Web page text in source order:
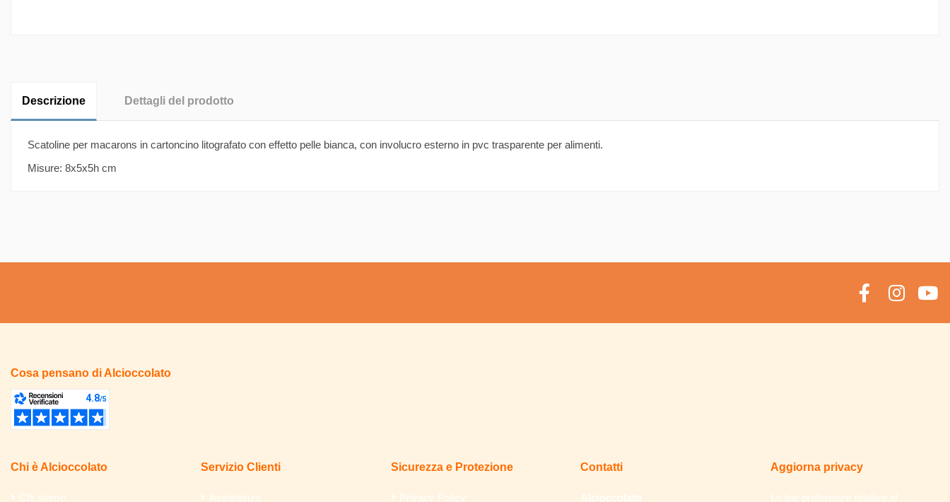
Descrizione Dettagli del prodotto
Scatoline per macarons in cartoncino litografato con effetto pelle bianca, con involucro esterno in pvc trasparente per alimenti.
Misure: 8x5x5h cm
Cosa pensano di Alcioccolato
Chi è Alcioccolato
Chi siamo
Servizio Clienti
Assistenza
Sicurezza e Protezione
Privacy Policy
Contatti
Alcioccolato
Aggiorna privacy
Le tue preferenze relative al